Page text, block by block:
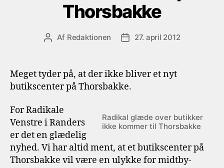
Thorsbakke
Indlægsforfatter
Af Redaktionen Indlægsdato
27. april 2012
Meget tyder på, at der ikke bliver et nyt
butikscenter på Thorsbakke.
Radikal glæde over butikker
ikke kommer til Thorsbakke
For Radikale
Venstre i Randers
er det en glædelig
nyhed. Vi har altid ment, at et butikscenter på
Thorsbakke vil være en ulykke for midtby-